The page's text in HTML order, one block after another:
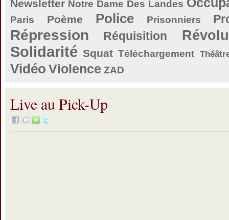
Newsletter Notre Dame Des Landes
Paris Poème Police Prisonniers
Répression Réquisition
Solidarité Squat Téléchargement
Vidéo Violence ZAD
Live au Pick-Up